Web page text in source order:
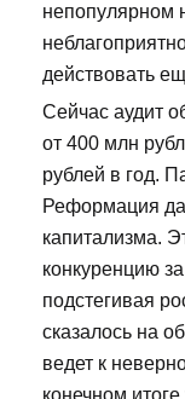
непопулярном
действовать
Сейчас аудит
от 400 млн
рублей в год.
Реформация
капитализма.
конкуренцию
подстегивая
сказалось на
ведет к
конечном